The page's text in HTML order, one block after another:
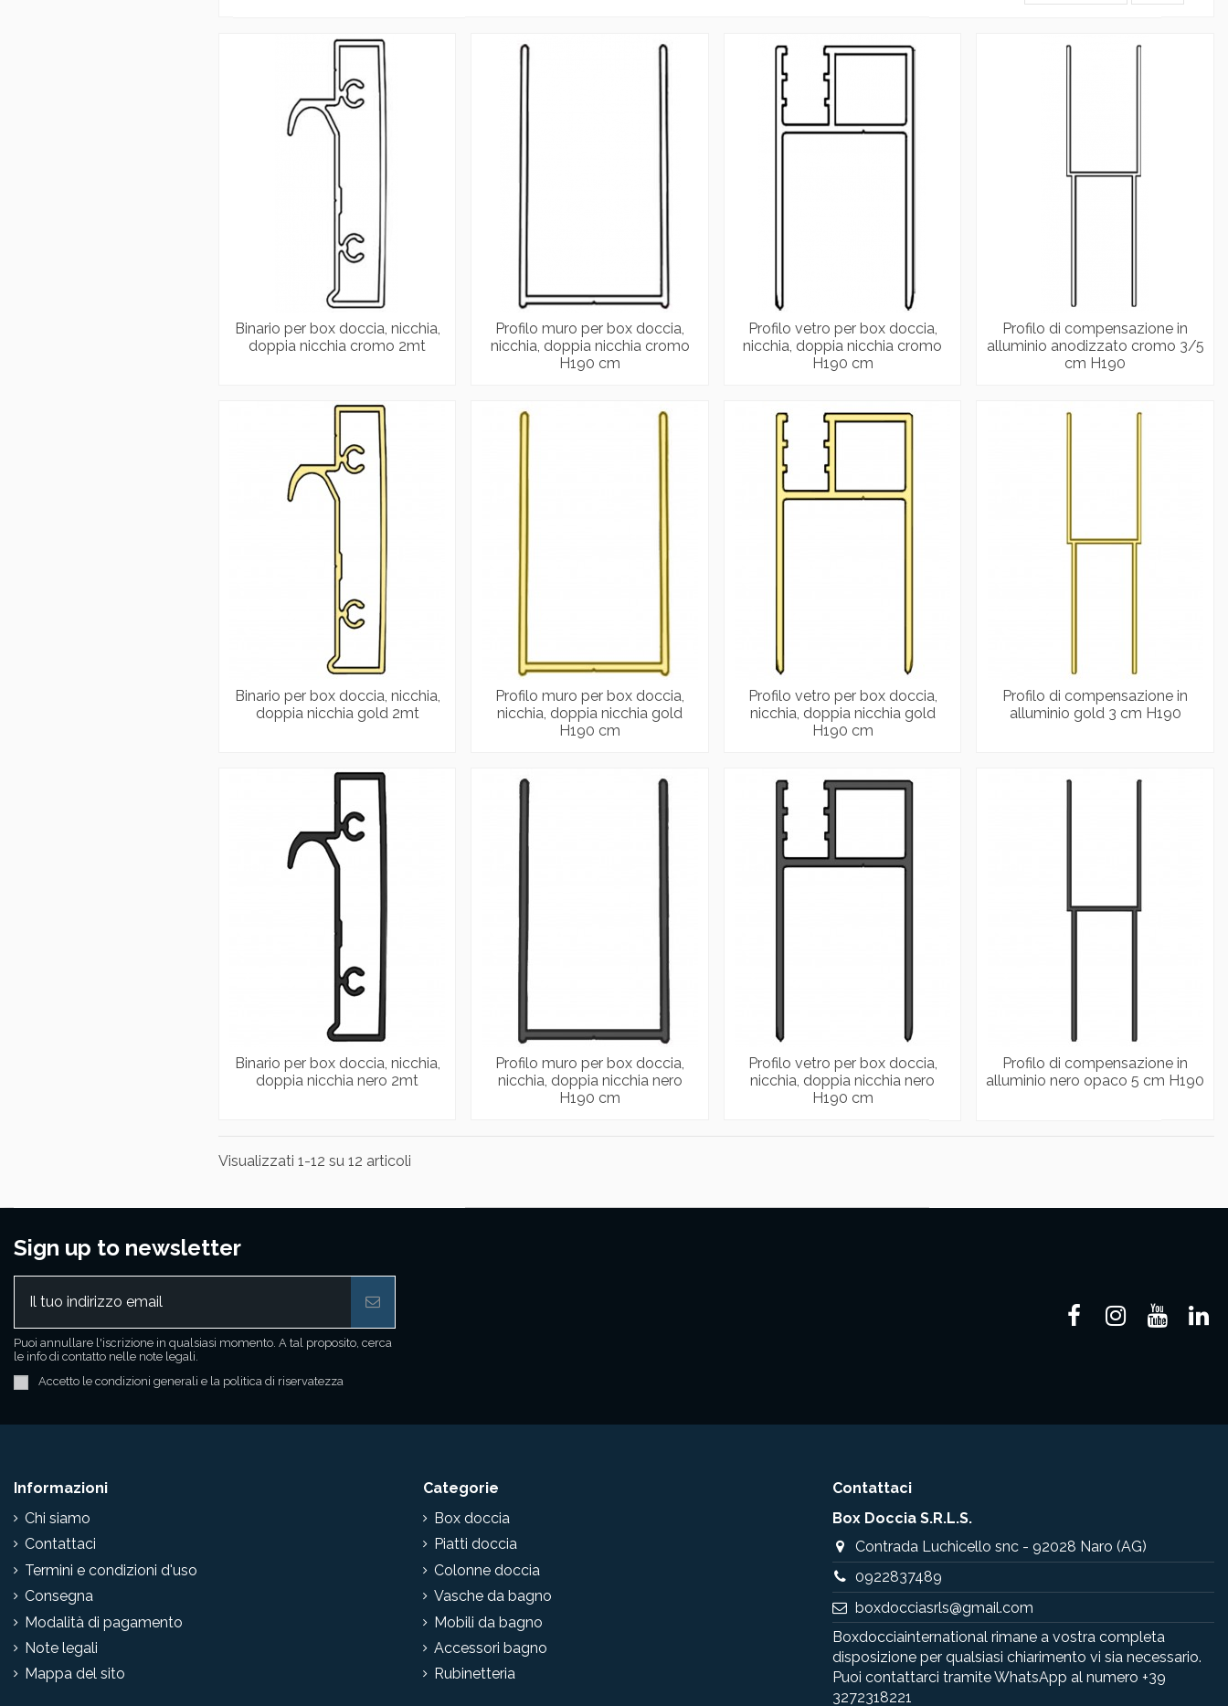
Binario per box doccia, nicchia,
doppia nicchia cromo 2mt
Profilo muro per box doccia,
nicchia, doppia nicchia cromo
H190 cm
Profilo vetro per box doccia,
nicchia, doppia nicchia cromo
H190 cm
Profilo di compensazione in
alluminio anodizzato cromo 3/5
cm H190
Binario per box doccia, nicchia,
doppia nicchia gold 2mt
Profilo muro per box doccia,
nicchia, doppia nicchia gold
H190 cm
Profilo vetro per box doccia,
nicchia, doppia nicchia gold
H190 cm
Profilo di compensazione in
alluminio gold 3 cm H190
Binario per box doccia, nicchia,
doppia nicchia nero 2mt
Profilo muro per box doccia,
nicchia, doppia nicchia nero
H190 cm
Profilo vetro per box doccia,
nicchia, doppia nicchia nero
H190 cm
Profilo di compensazione in
alluminio nero opaco 5 cm H190
Visualizzati 1-12 su 12 articoli
Sign up to newsletter
Puoi annullare l'iscrizione in qualsiasi momento. A tal proposito, cerca
le info di contatto nelle note legali.
Accetto le condizioni generali e la politica di riservatezza
Informazioni
Chi siamo
Contattaci
Termini e condizioni d'uso
Consegna
Modalità di pagamento
Note legali
Mappa del sito
Categorie
Box doccia
Piatti doccia
Colonne doccia
Vasche da bagno
Mobili da bagno
Accessori bagno
Rubinetteria
Contattaci
Box Doccia S.R.L.S.
Contrada Luchicello snc - 92028 Naro (AG)
0922837489
boxdocciasrls@gmail.com
Boxdocciainternational rimane a vostra completa
disposizione per qualsiasi chiarimento vi sia necessario.
Puoi contattarci tramite WhatsApp al numero +39
3272318221